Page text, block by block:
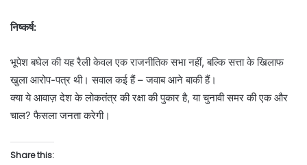
निष्कर्ष:
भूपेश बघेल की यह रैली केवल एक राजनीतिक सभा नहीं, बल्कि सत्ता के खिलाफ
खुला आरोप-पत्र थी। सवाल कई हैं – जवाब आने बाकी हैं।
क्या ये आवाज़ देश के लोकतंत्र की रक्षा की पुकार है, या चुनावी समर की एक और
चाल? फैसला जनता करेगी।
Share this: